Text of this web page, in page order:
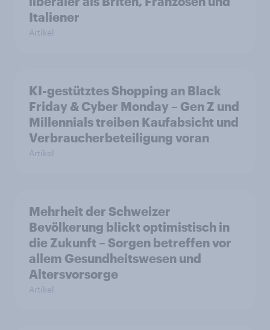
Italiener
Artikel
KI-gestütztes Shopping an Black
Friday & Cyber Monday – Gen Z und
Millennials treiben Kaufabsicht und
Verbraucherbeteiligung voran
Artikel
Mehrheit der Schweizer
Bevölkerung blickt optimistisch in
die Zukunft – Sorgen betreffen vor
allem Gesundheitswesen und
Altersvorsorge
Artikel